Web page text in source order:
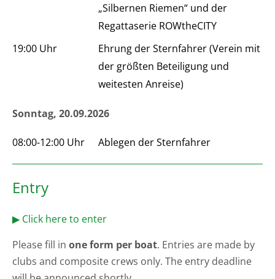
„Silbernen Riemen“ und der
Regattaserie ROWtheCITY
19:00 Uhr
Ehrung der Sternfahrer (Verein mit
der größten Beteiligung und
weitesten Anreise)
Sonntag, 20.09.2026
08:00-12:00 Uhr Ablegen der Sternfahrer
Entry
▶ Click here to enter
Please fill in one form per boat. Entries are made by
clubs and composite crews only. The entry deadline